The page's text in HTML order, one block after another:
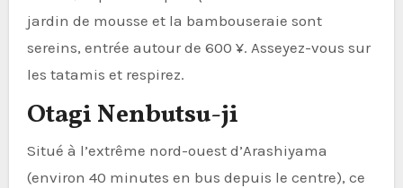
jardin de mousse et la bambouseraie sont
sereins, entrée autour de 600 ¥. Asseyez-vous sur
les tatamis et respirez.
Otagi Nenbutsu-ji
Situé à l’extrême nord-ouest d’Arashiyama
(environ 40 minutes en bus depuis le centre), ce